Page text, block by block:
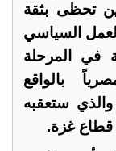
تحظى بثقة
السياسي
في المرحلة
بالواقع
ستعقبه
قطاع غزة.